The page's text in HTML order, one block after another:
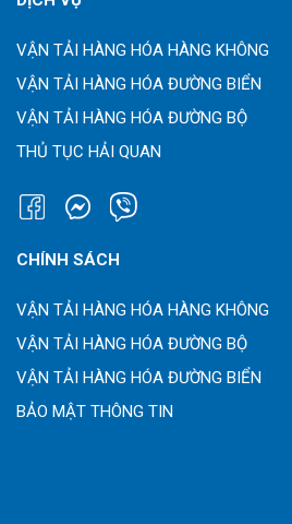
VẬN TẢI HÀNG HÓA HÀNG KHÔNG
VẬN TẢI HÀNG HÓA ĐƯỜNG BIỂN
VẬN TẢI HÀNG HÓA ĐƯỜNG BỘ
THỦ TỤC HẢI QUAN
CHÍNH SÁCH
VẬN TẢI HÀNG HÓA HÀNG KHÔNG
VẬN TẢI HÀNG HÓA ĐƯỜNG BỘ
VẬN TẢI HÀNG HÓA ĐƯỜNG BIỂN
BẢO MẬT THÔNG TIN